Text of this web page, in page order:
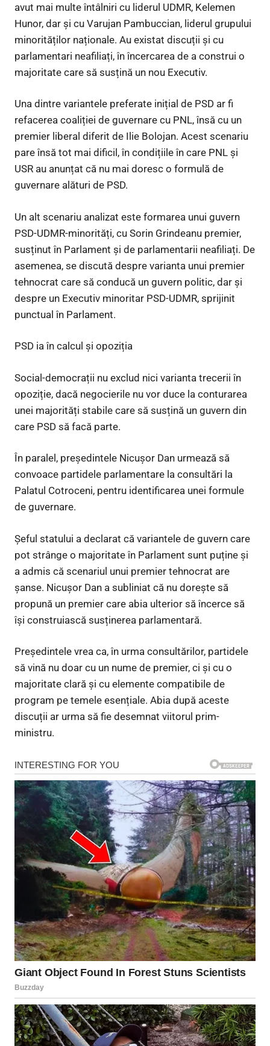
avut mai multe întâlniri cu liderul UDMR, Kelemen
Hunor, dar și cu Varujan Pambuccian, liderul grupului
minorităților naționale. Au existat discuții și cu
parlamentari neafiliați, în încercarea de a construi o
majoritate care să susțină un nou Executiv.
Una dintre variantele preferate inițial de PSD ar fi
refacerea coaliției de guvernare cu PNL, însă cu un
premier liberal diferit de Ilie Bolojan. Acest scenariu
pare însă tot mai dificil, în condițiile în care PNL și
USR au anunțat că nu mai doresc o formulă de
guvernare alături de PSD.
Un alt scenariu analizat este formarea unui guvern
PSD-UDMR-minorități, cu Sorin Grindeanu premier,
susținut în Parlament și de parlamentarii neafiliați. De
asemenea, se discută despre varianta unui premier
tehnocrat care să conducă un guvern politic, dar și
despre un Executiv minoritar PSD-UDMR, sprijinit
punctual în Parlament.
PSD ia în calcul și opoziția
Social-democrații nu exclud nici varianta trecerii în
opoziție, dacă negocierile nu vor duce la conturarea
unei majorități stabile care să susțină un guvern din
care PSD să facă parte.
În paralel, președintele Nicușor Dan urmează să
convoace partidele parlamentare la consultări la
Palatul Cotroceni, pentru identificarea unei formule
de guvernare.
Șeful statului a declarat că variantele de guvern care
pot strânge o majoritate în Parlament sunt puține și
a admis că scenariul unui premier tehnocrat are
șanse. Nicușor Dan a subliniat că nu dorește să
propună un premier care abia ulterior să încerce să
își construiască susținerea parlamentară.
Președintele vrea ca, în urma consultărilor, partidele
să vină nu doar cu un nume de premier, ci și cu o
majoritate clară și cu elemente compatibile de
program pe temele esențiale. Abia după aceste
discuții ar urma să fie desemnat viitorul prim-
ministru.